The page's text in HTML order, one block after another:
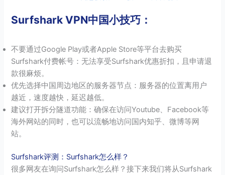
Surfshark VPN中国小技巧：
不要通过Google Play或者Apple Store等平台去购买
Surfshark付费帐号：无法享受Surfshark优惠折扣，且申请退
款很麻烦。
优先选择中国周边地区的服务器节点：服务器的位置离用户
越近，速度越快，延迟越低。
建议打开拆分隧道功能：确保在访问Youtube、Facebook等
海外网站的同时，也可以流畅地访问国内知乎、微博等网
站。
Surfshark评测：Surfshark怎么样？
很多网友在询问Surfshark怎么样？接下来我们将从Surfshark